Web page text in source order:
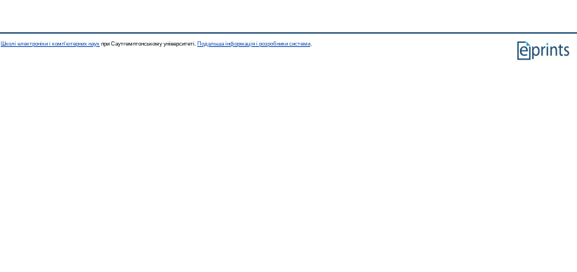
Школі електроніки і комп'ютерних наук при Саутгемптонському університеті. Подальша інформація і розробники системи